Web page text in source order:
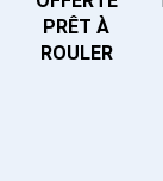
PRÊT À
ROULER